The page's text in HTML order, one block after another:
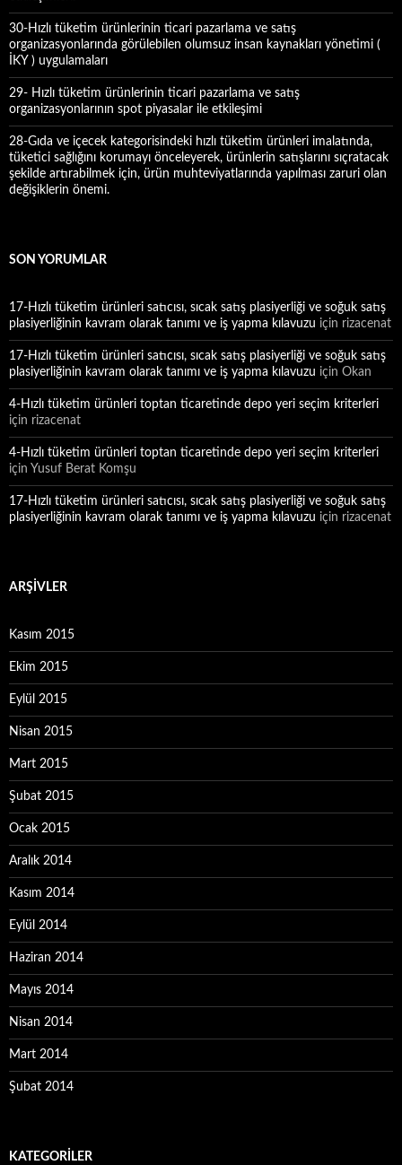
30-Hızlı tüketim ürünlerinin ticari pazarlama ve satış
organizasyonlarında görülebilen olumsuz insan kaynakları yönetimi (
İKY ) uygulamaları
29- Hızlı tüketim ürünlerinin ticari pazarlama ve satış
organizasyonlarının spot piyasalar ile etkileşimi
28-Gıda ve içecek kategorisindeki hızlı tüketim ürünleri imalatında,
tüketici sağlığını korumayı önceleyerek, ürünlerin satışlarını sıçratacak
şekilde artırabilmek için, ürün muhteviyatlarında yapılması zaruri olan
değişiklerin önemi.
SON YORUMLAR
17-Hızlı tüketim ürünleri satıcısı, sıcak satış plasiyerliği ve soğuk satış
plasiyerliğinin kavram olarak tanımı ve iş yapma kılavuzu için rizacenat
17-Hızlı tüketim ürünleri satıcısı, sıcak satış plasiyerliği ve soğuk satış
plasiyerliğinin kavram olarak tanımı ve iş yapma kılavuzu için Okan
4-Hızlı tüketim ürünleri toptan ticaretinde depo yeri seçim kriterleri
için rizacenat
4-Hızlı tüketim ürünleri toptan ticaretinde depo yeri seçim kriterleri
için Yusuf Berat Komşu
17-Hızlı tüketim ürünleri satıcısı, sıcak satış plasiyerliği ve soğuk satış
plasiyerliğinin kavram olarak tanımı ve iş yapma kılavuzu için rizacenat
ARŞIVLER
Kasım 2015
Ekim 2015
Eylül 2015
Nisan 2015
Mart 2015
Şubat 2015
Ocak 2015
Aralık 2014
Kasım 2014
Eylül 2014
Haziran 2014
Mayıs 2014
Nisan 2014
Mart 2014
Şubat 2014
KATEGORILER